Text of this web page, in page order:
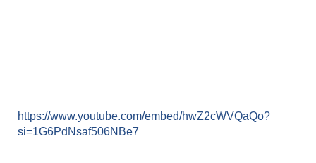
https://www.youtube.com/embed/hwZ2cWVQaQo?
si=1G6PdNsaf506NBe7